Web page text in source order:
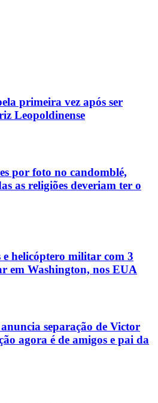
primeira vez após ser
Leopoldinense
por foto no candomblé,
as religiões deveriam ter o
e helicóptero militar com 3
em Washington, nos EUA
separação de Victor
agora é de amigos e pai da